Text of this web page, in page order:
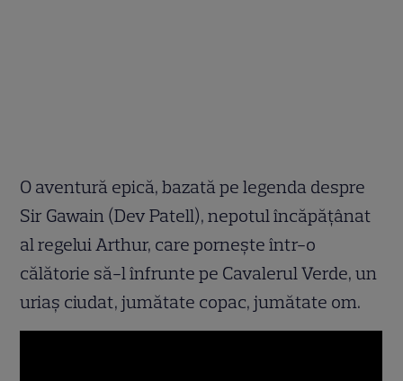
O aventură epică, bazată pe legenda despre
Sir Gawain (Dev Patell), nepotul încăpăţânat
al regelui Arthur, care porneşte într-o
călătorie să-l înfrunte pe Cavalerul Verde, un
uriaş ciudat, jumătate copac, jumătate om.